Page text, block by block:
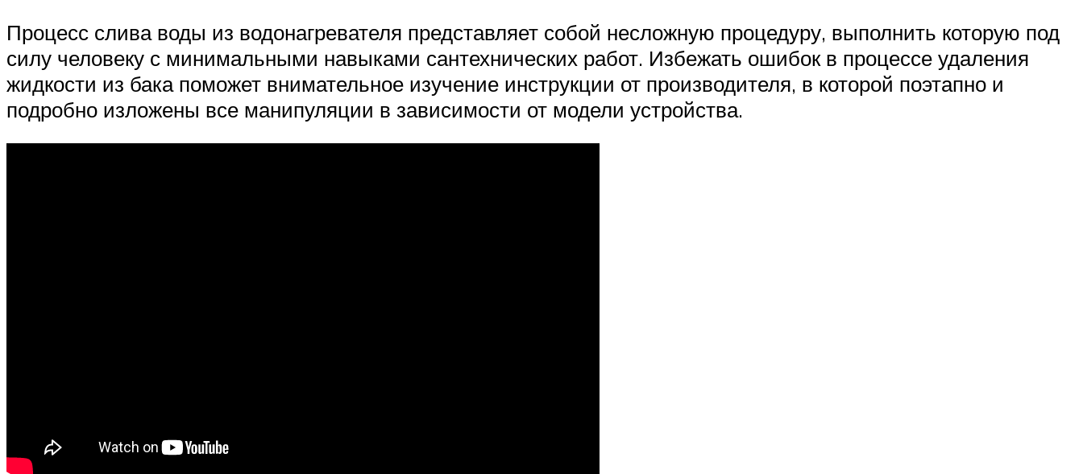
Процесс слива воды из водонагревателя представляет собой несложную процедуру, выполнить которую под
силу человеку с минимальными навыками сантехнических работ. Избежать ошибок в процессе удаления
жидкости из бака поможет внимательное изучение инструкции от производителя, в которой поэтапно и
подробно изложены все манипуляции в зависимости от модели устройства.